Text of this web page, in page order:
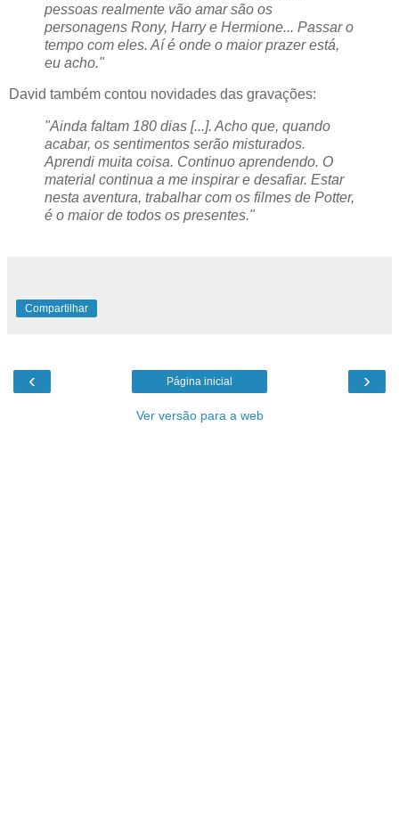
pessoas realmente vão amar são os
personagens Rony, Harry e Hermione... Passar o
tempo com eles. Aí é onde o maior prazer está,
eu acho."
David também contou novidades das gravações:
"Ainda faltam 180 dias [...]. Acho que, quando
acabar, os sentimentos serão misturados.
Aprendi muita coisa. Continuo aprendendo. O
material continua a me inspirar e desafiar. Estar
nesta aventura, trabalhar com os filmes de Potter,
é o maior de todos os presentes."
Compartilhar
‹ ›
Página inicial
Ver versão para a web